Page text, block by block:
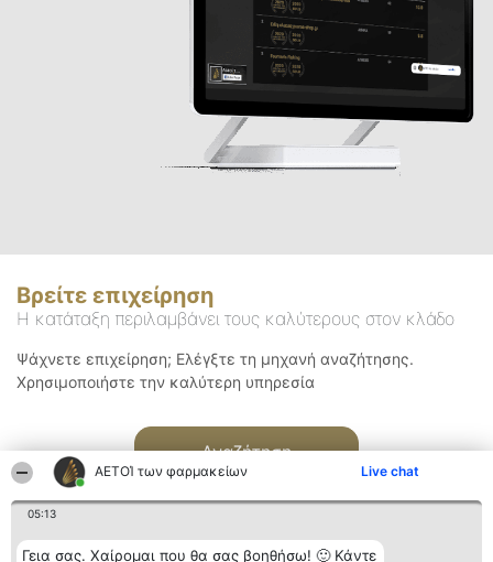
ΑΕΤΟΊ των φαρμακείων Live chat
05:13
Γεια σας. Χαίρομαι που θα σας βοηθήσω! 🙂 Κάντε
Βρείτε επιχείρηση
Η κατάταξη περιλαμβάνει τους καλύτερους στον κλάδο
Ψάχνετε επιχείρηση; Ελέγξτε τη μηχανή αναζήτησης.
Χρησιμοποιήστε την καλύτερη υπηρεσία
Αναζήτηση